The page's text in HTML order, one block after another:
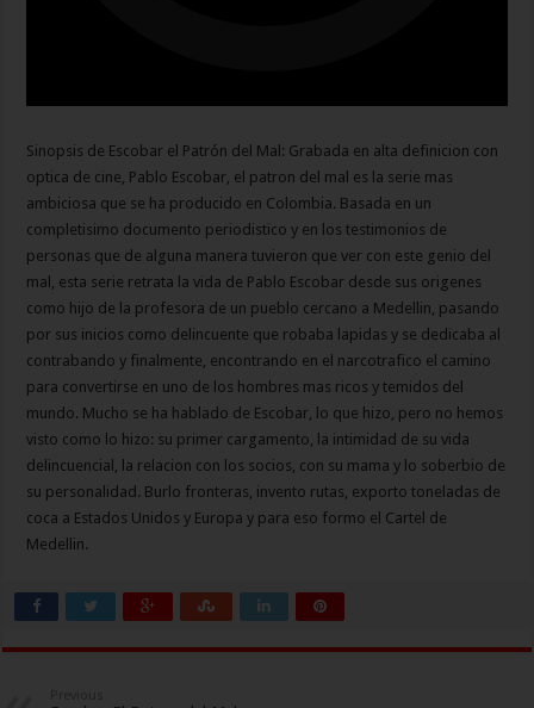
Sinopsis de Escobar el Patrón del Mal: Grabada en alta definicion con
optica de cine, Pablo Escobar, el patron del mal es la serie mas
ambiciosa que se ha producido en Colombia. Basada en un
completisimo documento periodistico y en los testimonios de
personas que de alguna manera tuvieron que ver con este genio del
mal, esta serie retrata la vida de Pablo Escobar desde sus origenes
como hijo de la profesora de un pueblo cercano a Medellin, pasando
por sus inicios como delincuente que robaba lapidas y se dedicaba al
contrabando y finalmente, encontrando en el narcotrafico el camino
para convertirse en uno de los hombres mas ricos y temidos del
mundo. Mucho se ha hablado de Escobar, lo que hizo, pero no hemos
visto como lo hizo: su primer cargamento, la intimidad de su vida
delincuencial, la relacion con los socios, con su mama y lo soberbio de
su personalidad. Burlo fronteras, invento rutas, exporto toneladas de
coca a Estados Unidos y Europa y para eso formo el Cartel de
Medellin.